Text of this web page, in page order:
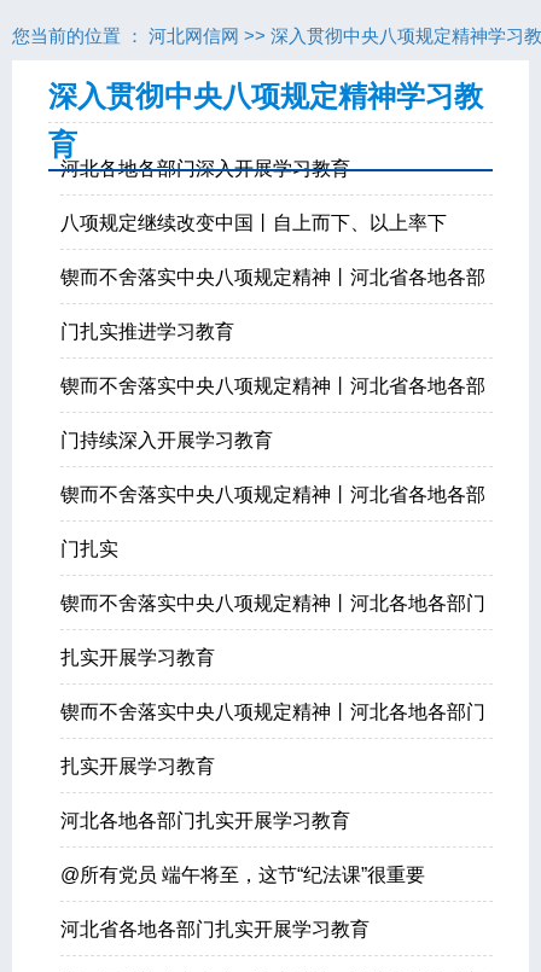
您当前的位置 ： 河北网信网 >> 深入贯彻中央八项规定精神学习
深入贯彻中央八项规定精神学习教
育
河北各地各部门深入开展学习教育
八项规定继续改变中国丨自上而下、以上率下
锲而不舍落实中央八项规定精神丨河北省各地各部
门扎实推进学习教育
锲而不舍落实中央八项规定精神丨河北省各地各部
门持续深入开展学习教育
锲而不舍落实中央八项规定精神丨河北省各地各部
门扎实
锲而不舍落实中央八项规定精神丨河北各地各部门
扎实开展学习教育
锲而不舍落实中央八项规定精神丨河北各地各部门
扎实开展学习教育
河北各地各部门扎实开展学习教育
@所有党员 端午将至，这节“纪法课”很重要
河北省各地各部门扎实开展学习教育